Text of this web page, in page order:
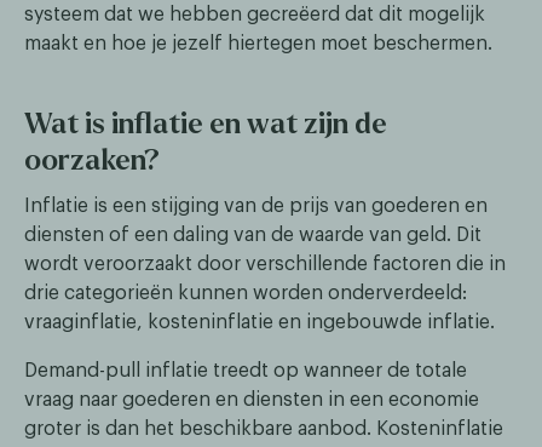
systeem dat we hebben gecreëerd dat dit mogelijk
maakt en hoe je jezelf hiertegen moet beschermen.
Wat is inflatie en wat zijn de
oorzaken?
Inflatie is een stijging van de prijs van goederen en
diensten of een daling van de waarde van geld. Dit
wordt veroorzaakt door verschillende factoren die in
drie categorieën kunnen worden onderverdeeld:
vraaginflatie, kosteninflatie en ingebouwde inflatie.
Demand-pull inflatie treedt op wanneer de totale
vraag naar goederen en diensten in een economie
groter is dan het beschikbare aanbod. Kosteninflatie